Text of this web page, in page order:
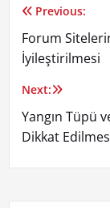
Yazı
Previous:
Forum
İyileştirilmesi
Next:
Yangın Tüpü
Dikkat